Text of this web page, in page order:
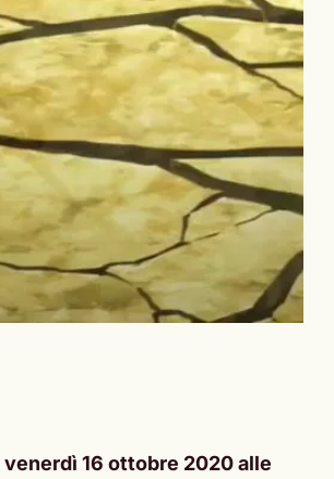
venerdì 16 ottobre 2020 alle